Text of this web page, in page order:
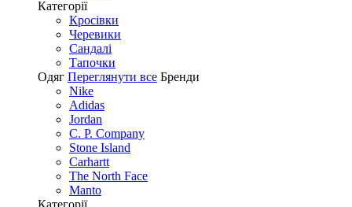
Категорії
Кросівки
Черевики
Сандалі
Tапочки
Одяг Переглянути все Бренди
Nike
Adidas
Jordan
C. P. Company
Stone Island
Carhartt
The North Face
Manto
Категорії